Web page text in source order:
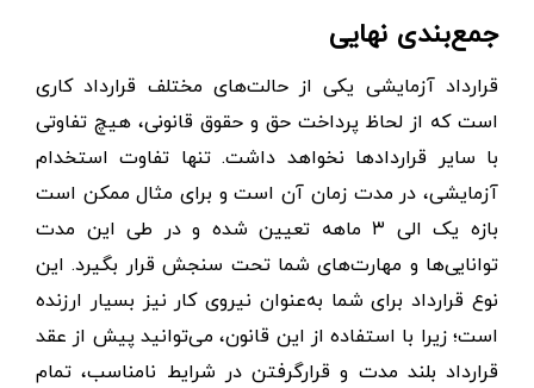
جمع‌بندی نهایی
قرارداد آزمایشی یکی از حالت‌های مختلف قرارداد کاری
است که از لحاظ پرداخت حق و حقوق قانونی، هیچ تفاوتی
با سایر قراردادها نخواهد داشت. تنها تفاوت استخدام
آزمایشی، در مدت زمان آن است و برای مثال ممکن است
بازه یک الی ۳ ماهه تعیین شده و در طی این مدت
توانایی‌ها و مهارت‌های شما تحت سنجش قرار بگیرد. این
نوع قرارداد برای شما به‌عنوان نیروی کار نیز بسیار ارزنده
است؛ زیرا با استفاده از این قانون، می‌توانید پیش از عقد
قرارداد بلند مدت و قرارگرفتن در شرایط نامناسب، تمام